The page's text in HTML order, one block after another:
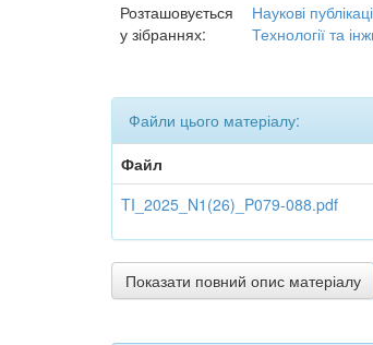
Розташовується
у зібраннях:
Наукові
Технології та
Файли цього матеріалу:
Файл
TI_2025_N1(26)_P079-088.pdf
Показати повний опис матеріалу